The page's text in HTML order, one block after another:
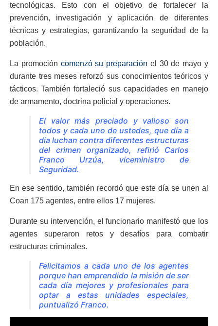
tecnológicas. Esto con el objetivo de fortalecer la
prevención, investigación y aplicación de diferentes
técnicas y estrategias, garantizando la seguridad de la
población.
La promoción comenzó su preparación el 30 de mayo y
durante tres meses reforzó sus conocimientos teóricos y
tácticos. También fortaleció sus capacidades en manejo
de armamento, doctrina policial y operaciones.
El valor más preciado y valioso son
todos y cada uno de ustedes, que día a
día luchan contra diferentes estructuras
del crimen organizado, refirió Carlos
Franco Urzúa, viceministro de
Seguridad.
En ese sentido, también recordó que este día se unen al
Coan 175 agentes, entre ellos 17 mujeres.
Durante su intervención, el funcionario manifestó que los
agentes superaron retos y desafíos para combatir
estructuras criminales.
Felicitamos a cada uno de los agentes
porque han emprendido la misión de ser
cada día mejores y profesionales para
optar a estas unidades especiales,
puntualizó Franco.